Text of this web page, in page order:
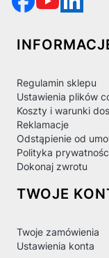
Linki w
Regulamin sklepu
Ustawienia plików
Koszty i warunki
Reklamacje
Odstąpienie od
Polityka
Dokonaj zwrotu
TWOJE
Twoje zamówienia
Ustawienia konta